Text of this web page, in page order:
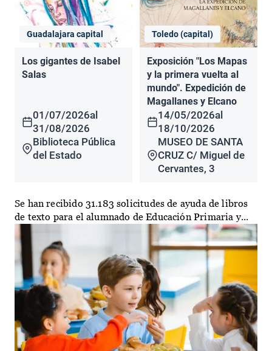
Guadalajara capital
Los gigantes de Isabel
Salas
01/07/2026al
31/08/2026
Biblioteca Pública
del Estado
Toledo (capital)
Exposición "Los Mapas
y la primera vuelta al
mundo". Expedición de
Magallanes y Elcano
14/05/2026al
18/10/2026
MUSEO DE SANTA
CRUZ C/ Miguel de
Cervantes, 3
Se han recibido 31.183 solicitudes de ayuda de libros
de texto para el alumnado de Educación Primaria y...